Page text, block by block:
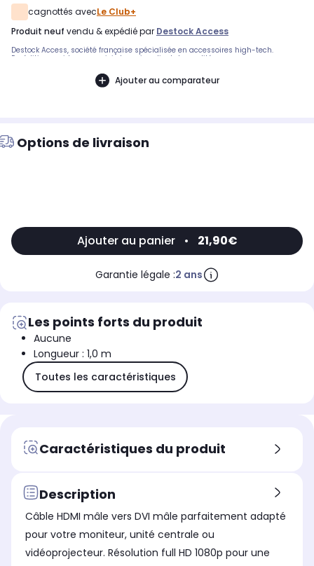
cagnottés avecLe Club+
produit neuf vendu & expédié par Destock Access
Destock Access, société française spécialisée en accessoires high-tech.
Expédition rapide avec suivi et service client de qualité.
Ajouter au comparateur
Options de livraison
Ajouter au panier • 21,90€
Garantie légale :2 ans
Les points forts du produit
Aucune
Longueur : 1,0 m
Toutes les caractéristiques
Caractéristiques du produit
Description
Câble HDMI mâle vers DVI mâle parfaitement adapté
pour votre moniteur, unité centrale ou
vidéoprojecteur. Résolution full HD 1080p pour une